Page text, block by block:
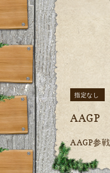
指定なし
AAGP
AAGP参